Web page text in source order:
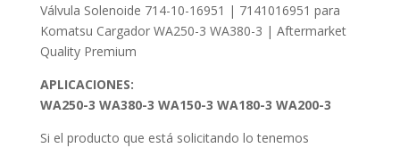
Válvula Solenoide 714-10-16951 | 7141016951 para
Komatsu Cargador WA250-3 WA380-3 | Aftermarket
Quality Premium
APLICACIONES:
WA250-3 WA380-3 WA150-3 WA180-3 WA200-3
Si el producto que está solicitando lo tenemos